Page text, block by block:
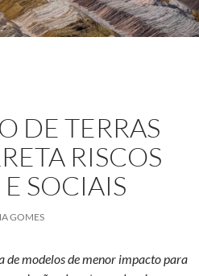
DE TERRAS
RISCOS
SOCIAIS
GOMES
de modelos de menor impacto para